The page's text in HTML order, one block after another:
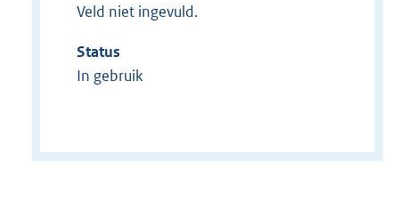
Veld niet ingevuld.
Status
In gebruik